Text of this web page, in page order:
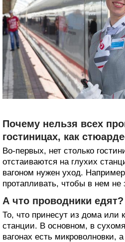
Почему нельзя всех
гостиницах, как
Во-первых, нет столько
отстаиваются на глухих
вагоном нужен уход.
протапливать, чтобы в нем не
А что проводники едят?
То, что принесут из дома или
станции. В основном, в
вагонах есть микроволновки,